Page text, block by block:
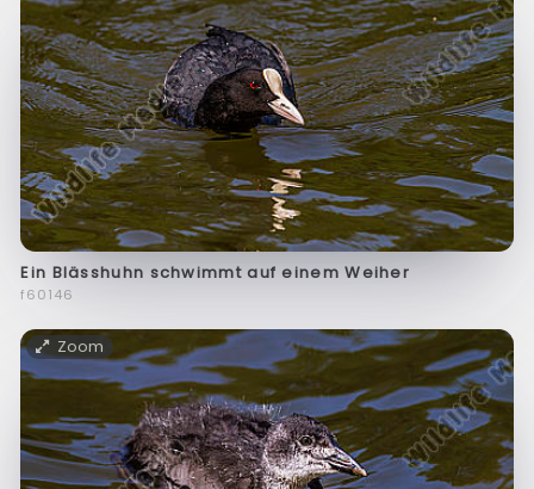
Ein Blässhuhn schwimmt auf einem Weiher
f60146
Zoom